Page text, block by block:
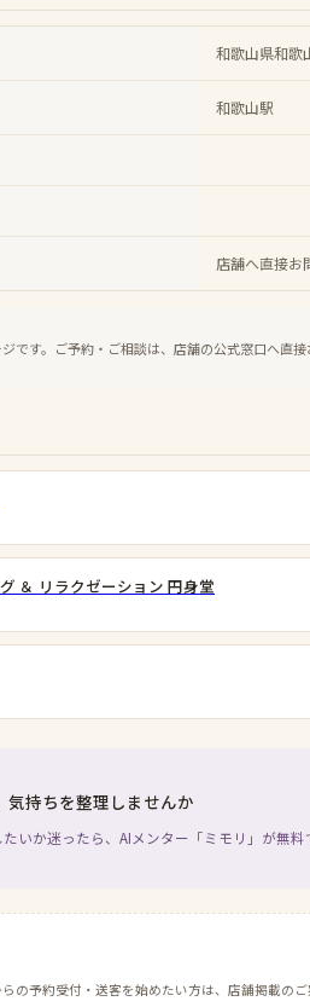
和歌山県和歌
和歌山駅
店舗へ直接お
です。ご予約・ご相談は、店舗の公式窓口へ直
＆ リラクゼーション 円身堂
気持ちを整理しませんか
いか迷ったら、AIメンター「ミモリ」が無料
の予約受付・送客を始めたい方は、店舗掲載のご